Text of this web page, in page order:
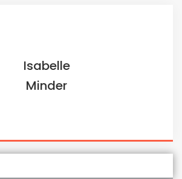
Isabelle
Minder